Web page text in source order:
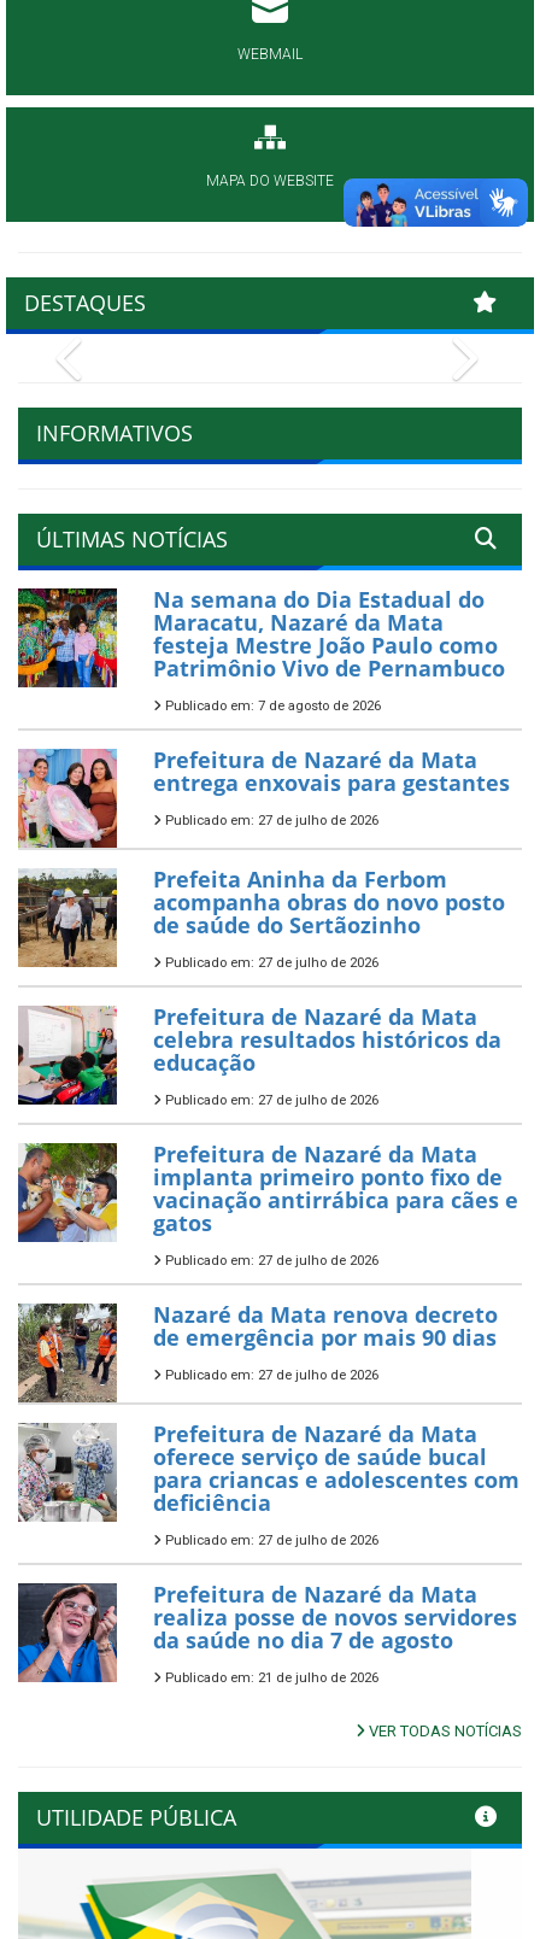
WEBMAIL
MAPA DO WEBSITE
DESTAQUES
INFORMATIVOS
ÚLTIMAS NOTÍCIAS
Na semana do Dia Estadual do
Maracatu, Nazaré da Mata
festeja Mestre João Paulo como
Patrimônio Vivo de Pernambuco
Publicado em: 7 de agosto de 2026
Prefeitura de Nazaré da Mata
entrega enxovais para gestantes
Publicado em: 27 de julho de 2026
Prefeita Aninha da Ferbom
acompanha obras do novo posto
de saúde do Sertãozinho
Publicado em: 27 de julho de 2026
Prefeitura de Nazaré da Mata
celebra resultados históricos da
educação
Publicado em: 27 de julho de 2026
Prefeitura de Nazaré da Mata
implanta primeiro ponto fixo de
vacinação antirrábica para cães e
gatos
Publicado em: 27 de julho de 2026
Nazaré da Mata renova decreto
de emergência por mais 90 dias
Publicado em: 27 de julho de 2026
Prefeitura de Nazaré da Mata
oferece serviço de saúde bucal
para criancas e adolescentes com
deficiência
Publicado em: 27 de julho de 2026
Prefeitura de Nazaré da Mata
realiza posse de novos servidores
da saúde no dia 7 de agosto
Publicado em: 21 de julho de 2026
VER TODAS NOTÍCIAS
UTILIDADE PÚBLICA